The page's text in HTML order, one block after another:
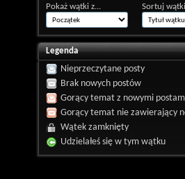
Pokaż wątki z... Sortuj
Legenda
Nieprzeczytane posty
Brak nowych postów
Gorący temat z nowymi
Gorący temat nie zawierający
Wątek zamknięty
Udzielałeś się w tym wątku